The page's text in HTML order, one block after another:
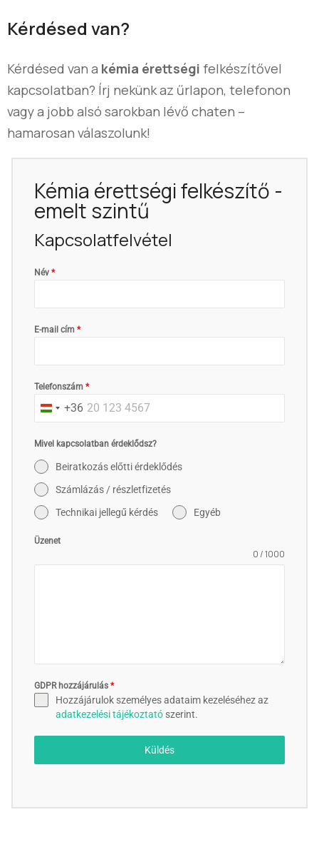
Kérdésed van?
Kérdésed van a kémia érettségi felkészítővel
kapcsolatban? Írj nekünk az űrlapon, telefonon
vagy a jobb alsó sarokban lévő chaten –
hamarosan válaszolunk!
Kémia érettségi felkészítő -
emelt szintű
Kapcsolatfelvétel
Név*
E-mail cím*
Telefonszám*
Hungary
+36
+36
Mivel kapcsolatban érdeklődsz?
Beiratkozás előtti érdeklődés
Számlázás / részletfizetés
Technikai jellegű kérdés Egyéb
Üzenet
0 / 1000
GDPR hozzájárulás*
Hozzájárulok személyes adataim kezeléséhez az
adatkezelési tájékoztató szerint.
Küldés